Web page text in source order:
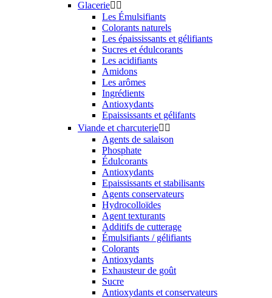
Glacerie 
Les Émulsifiants
Colorants naturels
Les épaississants et gélifiants
Sucres et édulcorants
Les acidifiants
Amidons
Les arômes
Ingrédients
Antioxydants
Epaississants et gélifants
Viande et charcuterie 
Agents de salaison
Phosphate
Édulcorants
Antioxydants
Epaississants et stabilisants
Agents conservateurs
Hydrocolloïdes
Agent texturants
Additifs de cutterage
Émulsifiants / gélifiants
Colorants
Antioxydants
Exhausteur de goût
Sucre
Antioxydants et conservateurs